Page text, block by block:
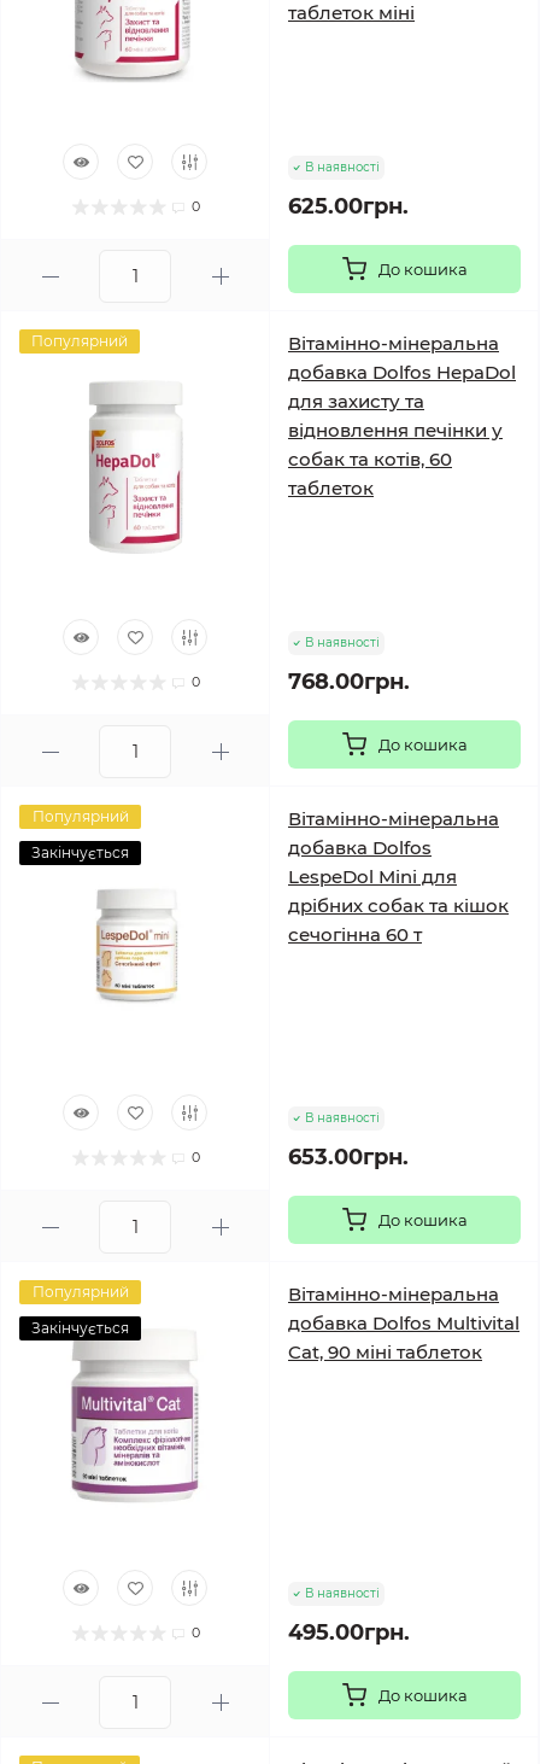
0
таблеток міні
В наявності
625.00грн.
До кошика
Популярний
0
Вітамінно-мінеральна
добавка Dolfos HepaDol
для захисту та
відновлення печінки у
собак та котів, 60
таблеток
В наявності
768.00грн.
До кошика
Популярний
Закінчується
0
Вітамінно-мінеральна
добавка Dolfos
LespeDol Mini для
дрібних собак та кішок
сечогінна 60 т
В наявності
653.00грн.
До кошика
Популярний
Закінчується
0
Вітамінно-мінеральна
добавка Dolfos Multivital
Cat, 90 міні таблеток
В наявності
495.00грн.
До кошика